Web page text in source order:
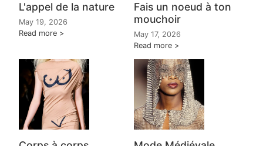
L'appel de la nature
May 19, 2026
Read more
Fais un noeud à ton
mouchoir
May 17, 2026
Read more